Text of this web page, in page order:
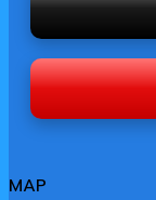
MAP